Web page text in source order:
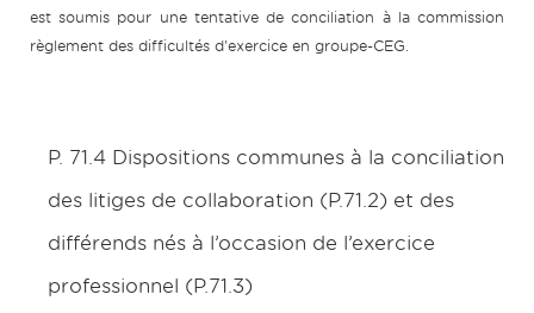
est soumis pour une tentative de conciliation à la commission
règlement des difficultés d'exercice en groupe-CEG.
P. 71.4 Dispositions communes à la conciliation
des litiges de collaboration (P.71.2) et des
différends nés à l’occasion de l’exercice
professionnel (P.71.3)